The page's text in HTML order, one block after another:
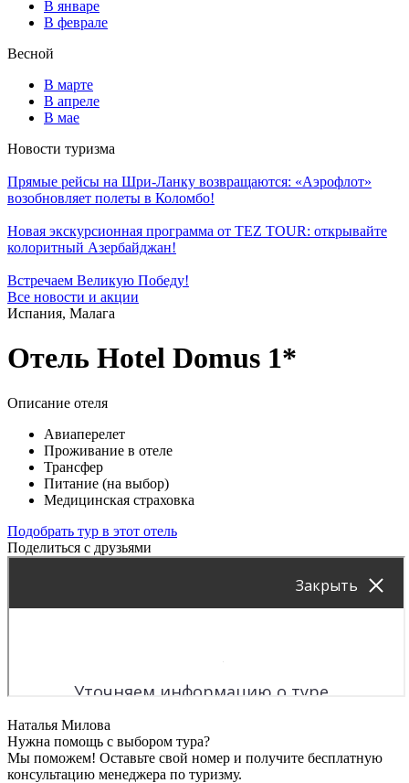
В январе
В феврале
Весной
В марте
В апреле
В мае
Новости туризма
Прямые рейсы на Шри-Ланку возвращаются: «Аэрофлот»
возобновляет полеты в Коломбо!
Новая экскурсионная программа от TEZ TOUR: открывайте
колоритный Азербайджан!
Встречаем Великую Победу!
Все новости и акции
Испания, Малага
Отель Hotel Domus 1*
Описание отеля
Авиаперелет
Проживание в отеле
Трансфер
Питание (на выбор)
Медицинская страховка
Подобрать тур в этот отель
Поделиться с друзьями
Наталья Милова
Нужна помощь с выбором тура?
Мы поможем! Оставьте свой номер и получите бесплатную
консультацию менеджера по туризму.